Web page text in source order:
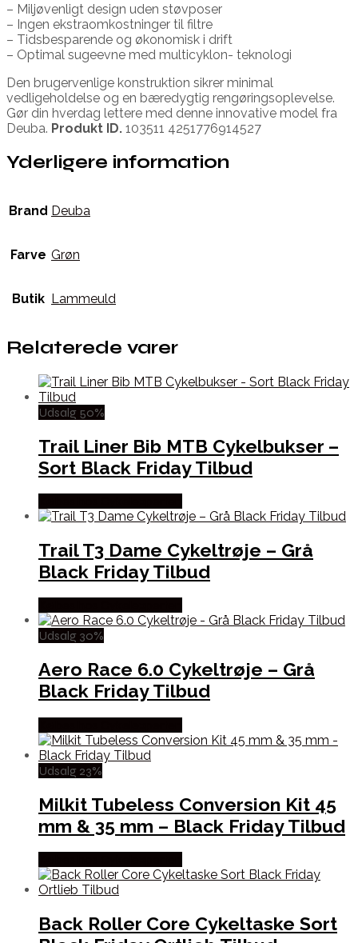
– Miljøvenligt design uden støvposer
– Ingen ekstraomkostninger til filtre
– Tidsbesparende og økonomisk i drift
– Optimal sugeevne med multicyklon- teknologi
Den brugervenlige konstruktion sikrer minimal
vedligeholdelse og en bæredygtig rengøringsoplevelse.
Gør din hverdag lettere med denne innovative model fra
Deuba. Produkt ID. 103511 4251776914527
Yderligere information
Brand Deuba
Farve Grøn
Butik Lammeuld
Relaterede varer
Udsalg 50%
Trail Liner Bib MTB Cykelbukser –
Sort Black Friday Tilbud
Trail T3 Dame Cykeltrøje – Grå
Black Friday Tilbud
Udsalg 30%
Aero Race 6.0 Cykeltrøje – Grå
Black Friday Tilbud
Udsalg 23%
Milkit Tubeless Conversion Kit 45
mm & 35 mm – Black Friday Tilbud
Back Roller Core Cykeltaske Sort